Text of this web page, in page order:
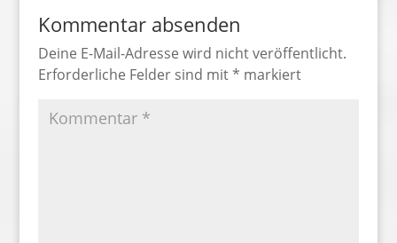
Kommentar absenden
Deine E-Mail-Adresse wird nicht veröffentlicht.
Erforderliche Felder sind mit* markiert